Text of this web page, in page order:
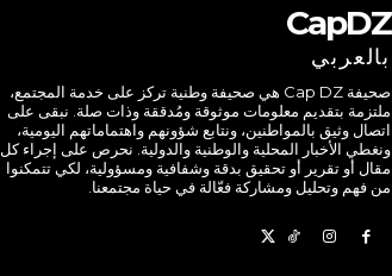
CapDZ
بالعربي
صحيفة Cap DZ هي صحيفة وطنية تركز على خدمة المجتمع،
ملتزمة بتقديم معلومات موثوقة ومُدققة وذات صلة. نبقى على
اتصال وثيق بالمواطنين، ونتابع شؤونهم واهتماماتهم اليومية،
ونغطي الأخبار المحلية والوطنية والدولية. نحرص على إجراء كل
مقال أو تقرير أو تحقيق بدقة وشفافية ومسؤولية، لكي تتمكنوا
من فهم وتحليل ومشاركة فعّالة في حياة مجتمعنا.